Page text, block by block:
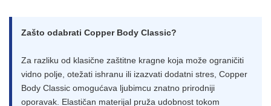
Zašto odabrati Copper Body Classic?
Za razliku od klasične zaštitne kragne koja može ograničiti
vidno polje, otežati ishranu ili izazvati dodatni stres, Copper
Body Classic omogućava ljubimcu znatno prirodniji
oporavak. Elastičan materijal pruža udobnost tokom